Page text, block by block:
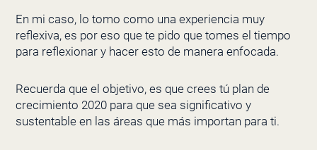
En mi caso, lo tomo como una experiencia muy
reflexiva, es por eso que te pido que tomes el tiempo
para reflexionar y hacer esto de manera enfocada.
Recuerda que el objetivo, es que crees tú plan de
crecimiento 2020 para que sea significativo y
sustentable en las áreas que más importan para ti.